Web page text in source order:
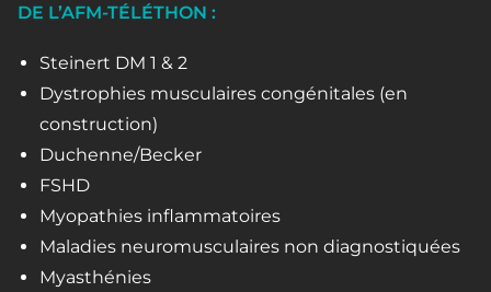
DE L’AFM-TÉLÉTHON :
Steinert DM 1 & 2
Dystrophies musculaires congénitales (en
construction)
Duchenne/Becker
FSHD
Myopathies inflammatoires
Maladies neuromusculaires non diagnostiquées
Myasthénies